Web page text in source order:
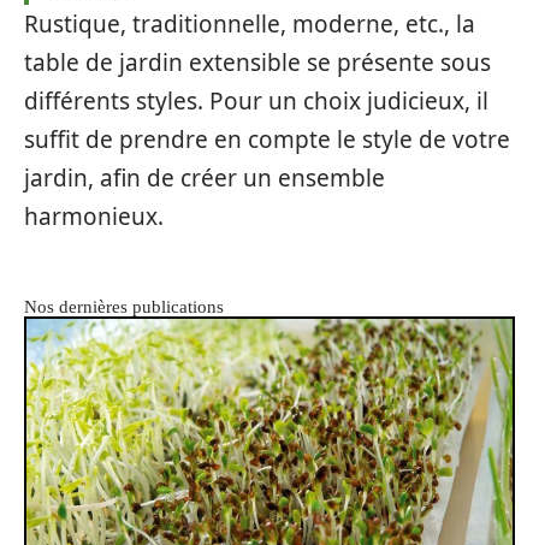
Rustique, traditionnelle, moderne, etc., la
table de jardin extensible se présente sous
différents styles. Pour un choix judicieux, il
suffit de prendre en compte le style de votre
jardin, afin de créer un ensemble
harmonieux.
Nos dernières publications